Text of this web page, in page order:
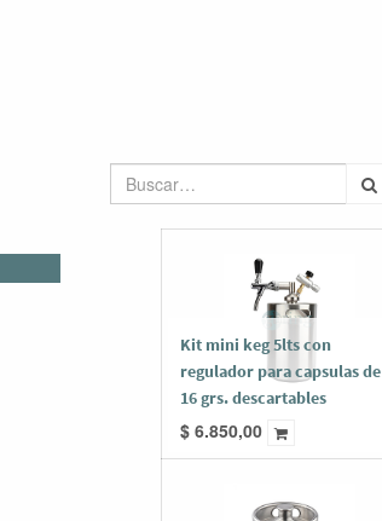
Kit mini keg 5lts con
regulador para capsulas de
16 grs. descartables
$ 6.850,00